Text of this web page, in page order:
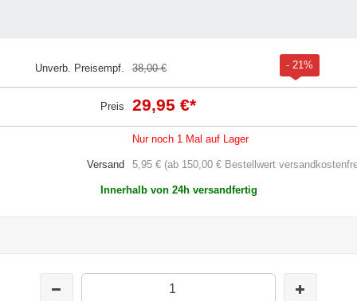
Unverb. Preisempf. 38,00 € - 21%
Preis 29,95 €*
Nur noch 1 Mal auf Lager
Versand 5,95 € (ab 150,00 € Bestellwert
Innerhalb von 24h versandfertig